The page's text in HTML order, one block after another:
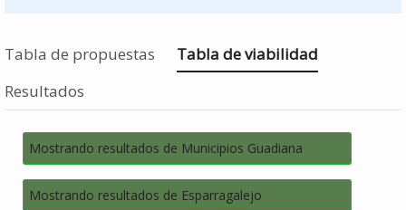
Tabla de propuestas Estás en
Tabla de viabilidad
Resultados
Mostrando resultados de Municipios Guadiana
Mostrando resultados de Esparragalejo